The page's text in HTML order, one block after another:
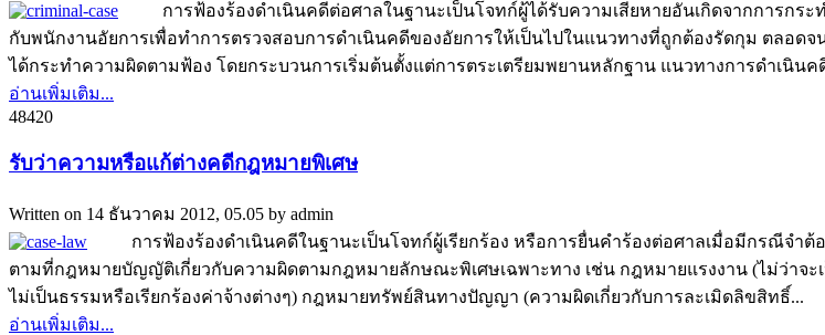
การฟ้องร้องดำเนินคดีต่อศาลในฐานะเป็นโจทก์ผู้ได้รับความเสียหายอันเกิดจากการกระ
กับพนักงานอัยการเพื่อทำการตรวจสอบการดำเนินคดีของอัยการให้เป็นไปในแนวทางที่ถูกต้องรัดกุม ตลอด
ได้กระทำความผิดตามฟ้อง โดยกระบวนการเริ่มต้นตั้งแต่การตระเตรียมพยานหลักฐาน แนวทางการดำเนินค
อ่านเพิ่มเติม...
48420
รับว่าความหรือแก้ต่างคดีกฎหมายพิเศษ
Written on 14 ธันวาคม 2012, 05.05 by admin
การฟ้องร้องดำเนินคดีในฐานะเป็นโจทก์ผู้เรียกร้อง หรือการยื่นคำร้องต่อศาลเมื่อมีกรณีจำต้
ตามที่กฎหมายบัญญัติเกี่ยวกับความผิดตามกฎหมายลักษณะพิเศษเฉพาะทาง เช่น กฎหมายแรงงาน (ไม่ว่าจะ
ไม่เป็นธรรมหรือเรียกร้องค่าจ้างต่างๆ) กฎหมายทรัพย์สินทางปัญญา (ความผิดเกี่ยวกับการละเมิดลิขสิทธิ์...
อ่านเพิ่มเติม...